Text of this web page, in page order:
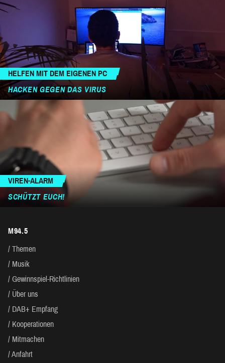
HELFEN MIT DEM EIGENEN PC
HACKEN GEGEN DAS VIRUS
VIREN-ALARM
SCHÜTZT EUCH!
M94.5
Themen
Musik
Gewinnspiel-Richtlinien
Über uns
DAB+ Empfang
Kooperationen
Mitmachen
Anfahrt